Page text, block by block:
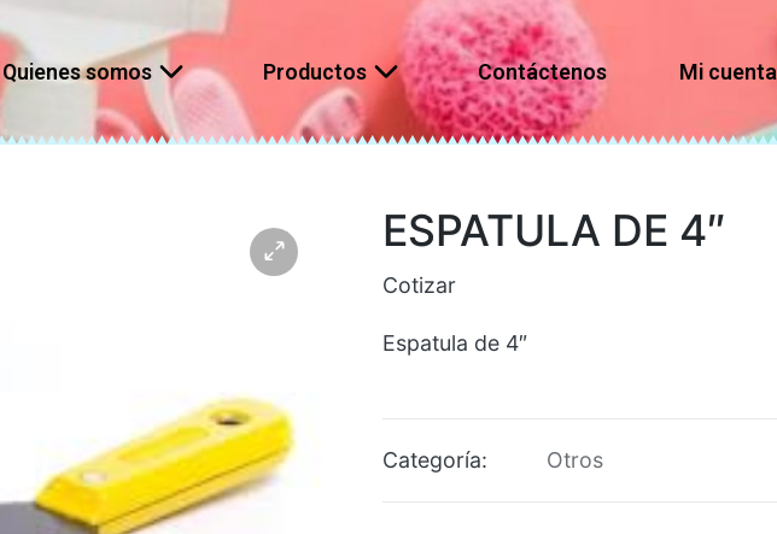
Quienes somos Productos Contáctenos Mi cuenta
ESPATULA DE 4″
Cotizar
Espatula de 4″
Categoría: Otros